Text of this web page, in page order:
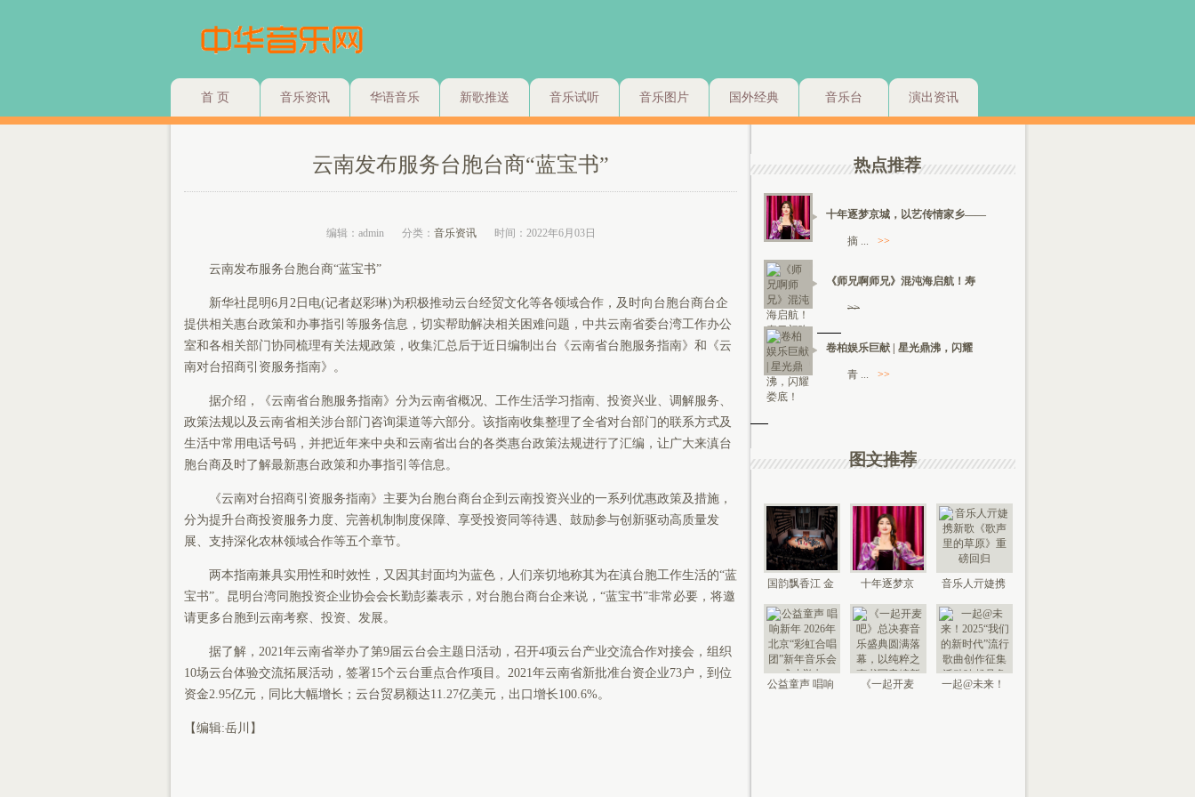
首 页 音乐资讯 华语音乐 新歌推送 音乐试听 音乐图片 国外经典 音乐台 演出资讯
云南发布服务台胞台商“蓝宝书”
编辑：admin 分类： 音乐资讯 时间：2022年6月03日
云南发布服务台胞台商“蓝宝书”
新华社昆明6月2日电(记者赵彩琳)为积极推动云台经贸文化等各领域合作，及时向台胞台商台企
提供相关惠台政策和办事指引等服务信息，切实帮助解决相关困难问题，中共云南省委台湾工作办公
室和各相关部门协同梳理有关法规政策，收集汇总后于近日编制出台《云南省台胞服务指南》和《云
南对台招商引资服务指南》。
据介绍，《云南省台胞服务指南》分为云南省概况、工作生活学习指南、投资兴业、调解服务、
政策法规以及云南省相关涉台部门咨询渠道等六部分。该指南收集整理了全省对台部门的联系方式及
生活中常用电话号码，并把近年来中央和云南省出台的各类惠台政策法规进行了汇编，让广大来滇台
胞台商及时了解最新惠台政策和办事指引等信息。
《云南对台招商引资服务指南》主要为台胞台商台企到云南投资兴业的一系列优惠政策及措施，
分为提升台商投资服务力度、完善机制制度保障、享受投资同等待遇、鼓励参与创新驱动高质量发
展、支持深化农林领域合作等五个章节。
两本指南兼具实用性和时效性，又因其封面均为蓝色，人们亲切地称其为在滇台胞工作生活的“蓝
宝书”。昆明台湾同胞投资企业协会会长勤彭蓁表示，对台胞台商台企来说，“蓝宝书”非常必要，将邀
请更多台胞到云南考察、投资、发展。
据了解，2021年云南省举办了第9届云台会主题日活动，召开4项云台产业交流合作对接会，组织
10场云台体验交流拓展活动，签署15个云台重点合作项目。2021年云南省新批准台资企业73户，到位
资金2.95亿元，同比大幅增长；云台贸易额达11.27亿美元，出口增长100.6%。
【编辑:岳川】
热点推荐
十年逐梦京城，以艺传情家乡——
摘 ... >>
《师兄啊师兄》混沌海启航！寿
>>
卷柏娱乐巨献 | 星光鼎沸，闪耀
青 ... >>
图文推荐
国韵飘香江 金
钟鸣未来 “时代
国
十年逐梦京
城，以艺传情
家乡——
音乐人亓婕携
新歌《歌声里
的草
公益童声 唱响
《一起开麦
一起@未来！